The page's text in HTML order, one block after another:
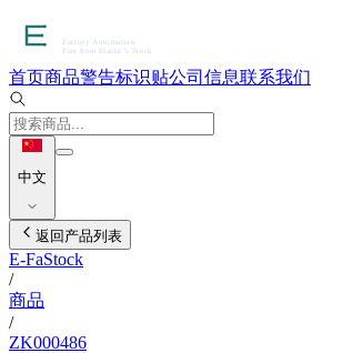
首页商品警告标识贴公司信息联系我们
中文
返回产品列表
E-FaStock
/
商品
/
ZK000486